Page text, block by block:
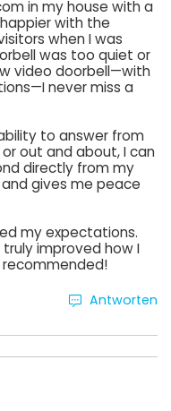
in my house with a
with the
when I was
was too quiet or
video doorbell—with
never miss a
to answer from
out and about, I can
directly from my
gives me peace
my expectations.
truly improved how I
Antworten